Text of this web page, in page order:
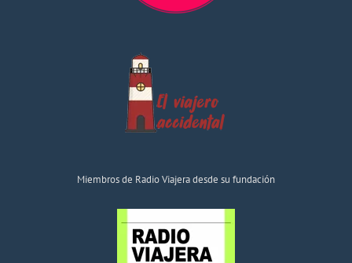
Miembros de Radio Viajera desde su fundación